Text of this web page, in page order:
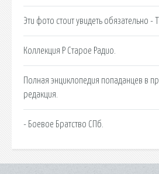
Эти фото стоит увидеть обязательно -
Коллекция Р Старое Радио.
Полная энциклопедия попаданцев в
редакция.
- Боевое Братство СПб.